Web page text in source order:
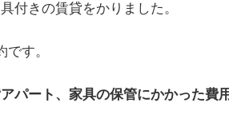
付きの賃貸をかりました。
す。
パート、家具の保管にかかった費